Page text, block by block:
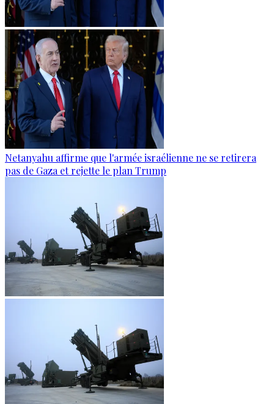
Netanyahu affirme que l'armée israélienne ne se retirera
pas de Gaza et rejette le plan Trump